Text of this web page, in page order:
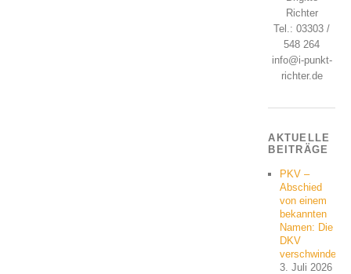
Richter
Tel.: 03303 /
548 264
info@i-punkt-
richter.de
AKTUELLE
BEITRÄGE
PKV –
Abschied
von einem
bekannten
Namen: Die
DKV
verschwindet
3. Juli 2026